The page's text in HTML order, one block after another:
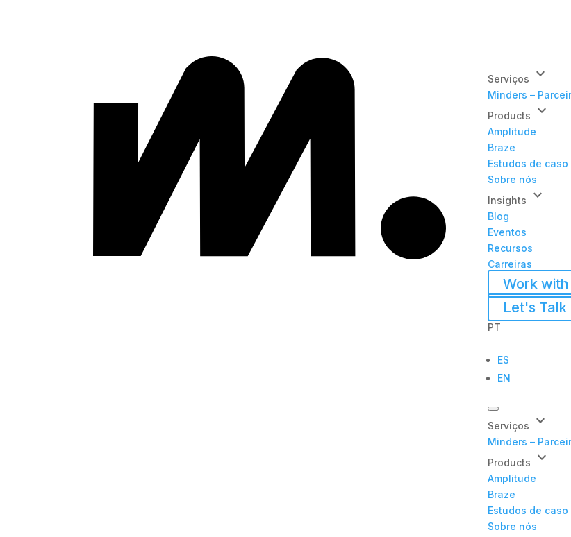
Serviços keyboard_arrow_down
Minders –
Products
keyboard_arrow_down
Amplitude
Braze
Estudos de caso
Sobre nós
Insights
keyboard_arrow_down
Blog
Eventos
Recursos
Carreiras
Work with
Let's Talk
PT
ES
EN
Serviços keyboard_arrow_down
Minders –
Products
keyboard_arrow_down
Amplitude
Braze
Estudos de caso
Sobre nós